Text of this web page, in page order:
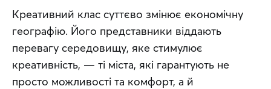
Креативний клас суттєво змінює економічну
географію. Його представники віддають
перевагу середовищу, яке стимулює
креативність, — ті міста, які гарантують не
просто можливості та комфорт, а й